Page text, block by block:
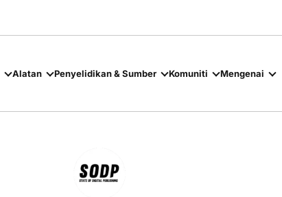
Alatan Penyelidikan & Sumber Komuniti Mengenai